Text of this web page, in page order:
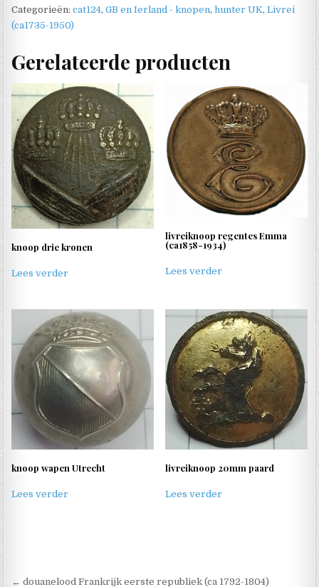
Categorieën:cat124,GB en Ierland - knopen,hunter UK,Livrei
(ca1735-1950)
Gerelateerde producten
knoop drie kronen
Lees verder
livreiknoop regentes Emma
(ca1858-1934)
Lees verder
knoop wapen Utrecht
Lees verder
livreiknoop 20mm paard
Lees verder
← douanelood Frankrijk eerste republiek (ca 1792-1804)